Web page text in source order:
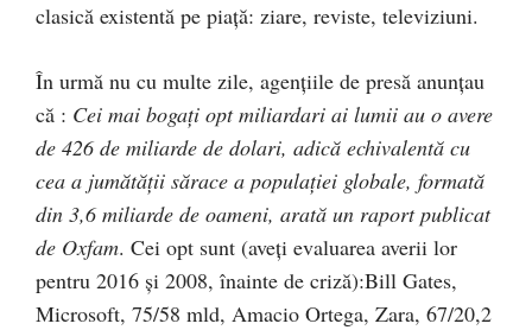
clasică existentă pe piaţă: ziare, reviste, televiziuni.
În urmă nu cu multe zile, agenţiile de presă anunţau
că : Cei mai bogaţi opt miliardari ai lumii au o avere
de 426 de miliarde de dolari, adică echivalentă cu
cea a jumătăţii sărace a populaţiei globale, formată
din 3,6 miliarde de oameni, arată un raport publicat
de Oxfam. Cei opt sunt (aveţi evaluarea averii lor
pentru 2016 şi 2008, înainte de criză):Bill Gates,
Microsoft, 75/58 mld, Amacio Ortega, Zara, 67/20,2